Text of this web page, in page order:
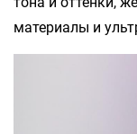
материалы и